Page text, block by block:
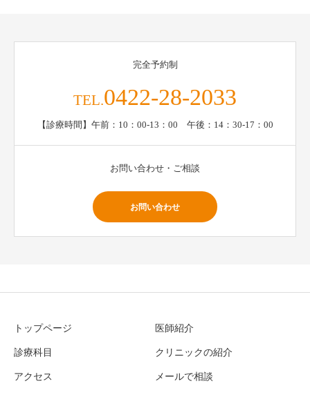
完全予約制
TEL.0422-28-2033
【診療時間】午前：10：00-13：00 午後：14：30-17：00
お問い合わせ・ご相談
お問い合わせ
トップページ 医師紹介
診療科目 クリニックの紹介
アクセス メールで相談